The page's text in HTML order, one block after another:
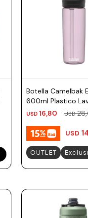
Botella Camelbak
600ml Plastico
USD 16,80 USD
USD
OUTLET